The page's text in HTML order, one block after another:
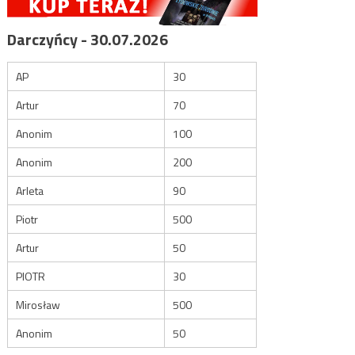
Darczyńcy - 30.07.2026
AP
30
Artur
70
Anonim
100
Anonim
200
Arleta
90
Piotr
500
Artur
50
PIOTR
30
Mirosław
500
Anonim
50